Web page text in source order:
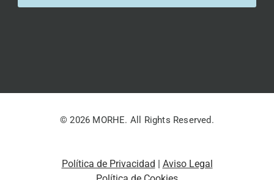
© 2026 MORHE. All Rights Reserved.
Política de Privacidad
Aviso Legal